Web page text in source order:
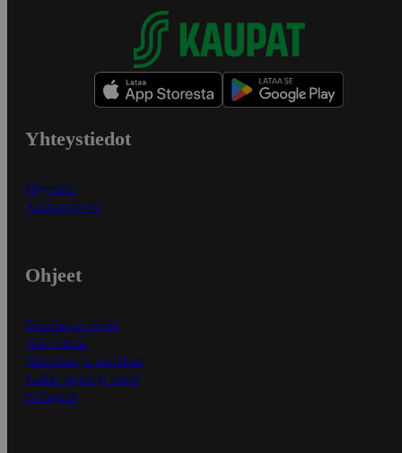
Yhteystiedot
Myymälät
Asiakaspalvelu
Ohjeet
Ensitilaajan ohjeet
Näin maksat
Näin tilaat ja muokkaat
Kaikki ohjeet ja vinkit
In English